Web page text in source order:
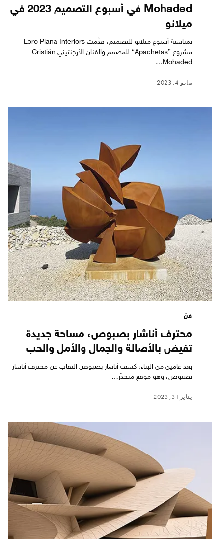
Mohaded في أسبوع التصميم 2023 في
ميلانو
بمناسبة أسبوع ميلانو للتصميم، قدﱠمت Loro Piana Interiors
مشروع ”Apachetas“ للمصمم والفنان الأرجنتيني Cristián
Mohaded…
مايو 4, 2023
فنّ
محترف أناشار بصبوص، مساحة جديدة
تفيض بالأصالة والجمال والأمل والحب
بعد عامين من البناء، كشف أناشار بصبوص النقاب عن محترف أناشار
بصبوص، وهو موقع متجذّر…
يناير 31, 2023